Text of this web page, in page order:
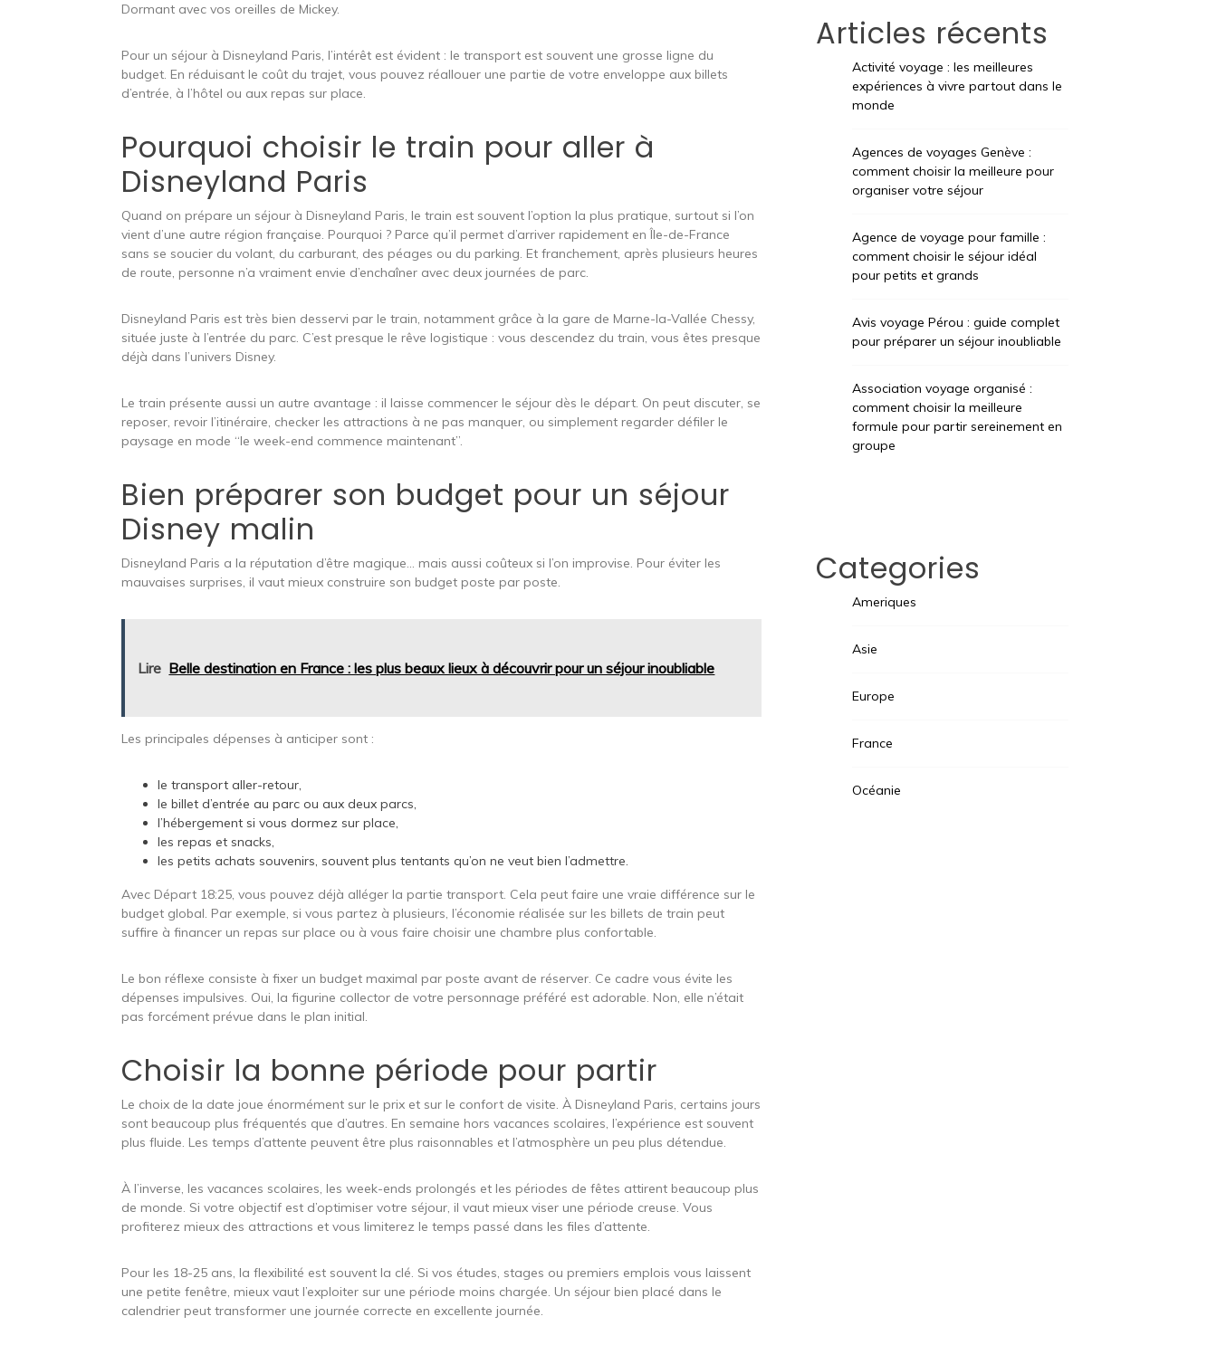
Dormant avec vos oreilles de Mickey.
Pour un séjour à Disneyland Paris, l’intérêt est évident : le transport est souvent une grosse ligne du
budget. En réduisant le coût du trajet, vous pouvez réallouer une partie de votre enveloppe aux billets
d’entrée, à l’hôtel ou aux repas sur place.
Pourquoi choisir le train pour aller à
Disneyland Paris
Quand on prépare un séjour à Disneyland Paris, le train est souvent l’option la plus pratique, surtout si l’on
vient d’une autre région française. Pourquoi ? Parce qu’il permet d’arriver rapidement en Île-de-France
sans se soucier du volant, du carburant, des péages ou du parking. Et franchement, après plusieurs heures
de route, personne n’a vraiment envie d’enchaîner avec deux journées de parc.
Disneyland Paris est très bien desservi par le train, notamment grâce à la gare de Marne-la-Vallée Chessy,
située juste à l’entrée du parc. C’est presque le rêve logistique : vous descendez du train, vous êtes presque
déjà dans l’univers Disney.
Le train présente aussi un autre avantage : il laisse commencer le séjour dès le départ. On peut discuter, se
reposer, revoir l’itinéraire, checker les attractions à ne pas manquer, ou simplement regarder défiler le
paysage en mode “le week-end commence maintenant”.
Bien préparer son budget pour un séjour
Disney malin
Disneyland Paris a la réputation d’être magique… mais aussi coûteux si l’on improvise. Pour éviter les
mauvaises surprises, il vaut mieux construire son budget poste par poste.
Lire Belle destination en France : les plus beaux lieux à découvrir pour un séjour inoubliable
Les principales dépenses à anticiper sont :
le transport aller-retour,
le billet d’entrée au parc ou aux deux parcs,
l’hébergement si vous dormez sur place,
les repas et snacks,
les petits achats souvenirs, souvent plus tentants qu’on ne veut bien l’admettre.
Avec Départ 18:25, vous pouvez déjà alléger la partie transport. Cela peut faire une vraie différence sur le
budget global. Par exemple, si vous partez à plusieurs, l’économie réalisée sur les billets de train peut
suffire à financer un repas sur place ou à vous faire choisir une chambre plus confortable.
Le bon réflexe consiste à fixer un budget maximal par poste avant de réserver. Ce cadre vous évite les
dépenses impulsives. Oui, la figurine collector de votre personnage préféré est adorable. Non, elle n’était
pas forcément prévue dans le plan initial.
Choisir la bonne période pour partir
Le choix de la date joue énormément sur le prix et sur le confort de visite. À Disneyland Paris, certains jours
sont beaucoup plus fréquentés que d’autres. En semaine hors vacances scolaires, l’expérience est souvent
plus fluide. Les temps d’attente peuvent être plus raisonnables et l’atmosphère un peu plus détendue.
À l’inverse, les vacances scolaires, les week-ends prolongés et les périodes de fêtes attirent beaucoup plus
de monde. Si votre objectif est d’optimiser votre séjour, il vaut mieux viser une période creuse. Vous
profiterez mieux des attractions et vous limiterez le temps passé dans les files d’attente.
Pour les 18-25 ans, la flexibilité est souvent la clé. Si vos études, stages ou premiers emplois vous laissent
une petite fenêtre, mieux vaut l’exploiter sur une période moins chargée. Un séjour bien placé dans le
calendrier peut transformer une journée correcte en excellente journée.
Articles récents
Activité voyage : les meilleures
expériences à vivre partout dans le
monde
Agences de voyages Genève :
comment choisir la meilleure pour
organiser votre séjour
Agence de voyage pour famille :
comment choisir le séjour idéal
pour petits et grands
Avis voyage Pérou : guide complet
pour préparer un séjour inoubliable
Association voyage organisé :
comment choisir la meilleure
formule pour partir sereinement en
groupe
Categories
Ameriques
Asie
Europe
France
Océanie